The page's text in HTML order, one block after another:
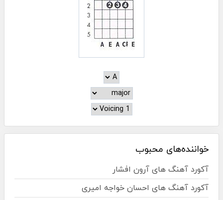
خواننده‌های محبوب
آکورد آهنگ های آرون افشار
آکورد آهنگ های احسان خواجه امیری